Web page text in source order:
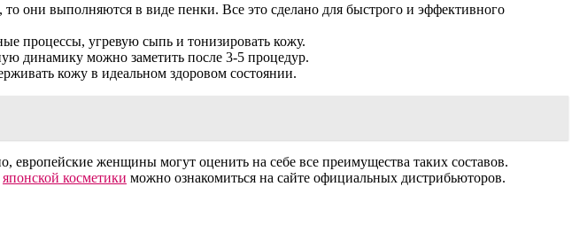
они выполняются в виде пенки. Все это сделано для быстрого и эффективного
процессы, угревую сыпь и тонизировать кожу.
динамику можно заметить после 3-5 процедур.
кожу в идеальном здоровом состоянии.
европейские женщины могут оценить на себе все преимущества таких составов.
японской косметики можно ознакомиться на сайте официальных дистрибьюторов.